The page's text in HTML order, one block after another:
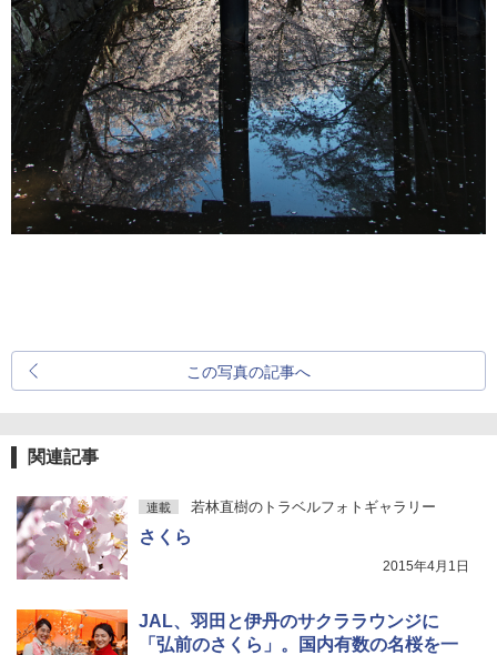
この写真の記事へ
関連記事
連載 若林直樹のトラベルフォトギャラリー
さくら
2015年4月1日
JAL、羽田と伊丹のサクララウンジに
「弘前のさくら」。国内有数の名桜を一